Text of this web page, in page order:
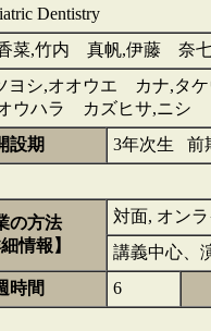
Dentistry
菜,竹内 真帆,伊藤 奈
ヨシ,オオウエ カナ,タ
ウハラ カズヒサ,ニシ
設期
3年次生 前
の方法
細情報】
対面, オン
講義中心、
時間 6